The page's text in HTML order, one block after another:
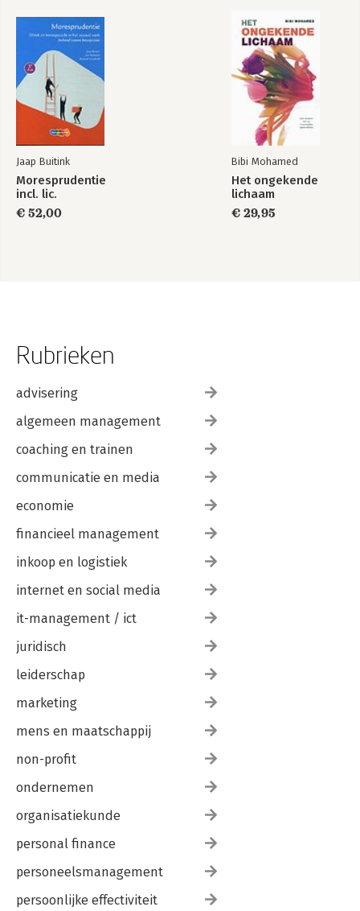
Jaap Buitink
Moresprudentie
incl. lic.
€ 52,00
Bibi Mohamed
Het ongekende
lichaam
€ 29,95
Rubrieken
advisering
algemeen management
coaching en trainen
communicatie en media
economie
financieel management
inkoop en logistiek
internet en social media
it-management / ict
juridisch
leiderschap
marketing
mens en maatschappij
non-profit
ondernemen
organisatiekunde
personal finance
personeelsmanagement
persoonlijke effectiviteit